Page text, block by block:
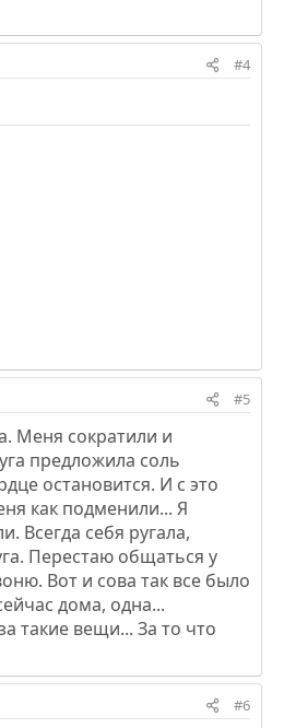
#4
#5
Меня сократили и
предложила соль
остановится. И с это
как подменили... Я
Всегда себя ругала,
Перестаю общаться у
Вот и сова так все было
дома, одна...
такие вещи... За то что
#6